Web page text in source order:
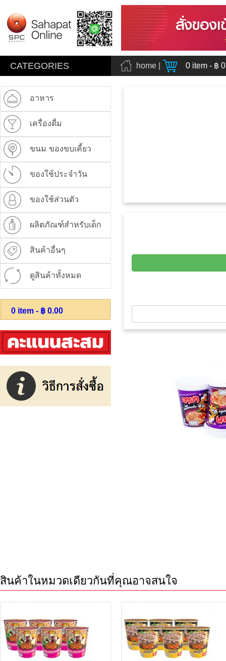
CATEGORIES home 0 item - ฿
อาหาร
เครื่องดื่ม
ขนม ของขบเคี้ยว
ของใช้ประจำวัน
ของใช้ส่วนตัว
ผลิตภัณฑ์สำหรับเด็ก
สินค้าอื่นๆ
ดูสินค้าทั้งหมด
0 item - ฿ 0.00
สินค้าในหมวดเดียวกันที่คุณอาจสนใจ